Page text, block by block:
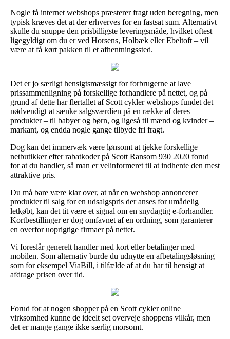
Nogle få internet webshops præsterer fragt uden beregning, men
typisk kræves det at der erhverves for en fastsat sum. Alternativt
skulle du snuppe den prisbilligste leveringsmåde, hvilket oftest –
ligegyldigt om du er ved Horsens, Holbæk eller Ebeltoft – vil
være at få kørt pakken til et afhentningssted.
Det er jo særligt hensigtsmæssigt for forbrugerne at lave
prissammenligning på forskellige forhandlere på nettet, og på
grund af dette har flertallet af Scott cykler webshops fundet det
nødvendigt at sænke salgsværdien på en række af deres
produkter – til babyer og børn, og ligeså til mænd og kvinder –
markant, og endda nogle gange tilbyde fri fragt.
Dog kan det immervæk være lønsomt at tjekke forskellige
netbutikker efter rabatkoder på Scott Ransom 930 2020 forud
for at du handler, så man er velinformeret til at indhente den mest
attraktive pris.
Du må bare være klar over, at når en webshop annoncerer
produkter til salg for en udsalgspris der anses for umådelig
letkøbt, kan det tit være et signal om en snydagtig e-forhandler.
Kortbestillinger er dog omfavnet af en ordning, som garanterer
en overfor uoprigtige firmaer på nettet.
Vi foreslår generelt handler med kort eller betalinger med
mobilen. Som alternativ burde du udnytte en afbetalingsløsning
som for eksempel ViaBill, i tilfælde af at du har til hensigt at
afdrage prisen over tid.
Forud for at nogen shopper på en Scott cykler online
virksomhed kunne de ideelt set overveje shoppens vilkår, men
det er mange gange ikke særlig morsomt.